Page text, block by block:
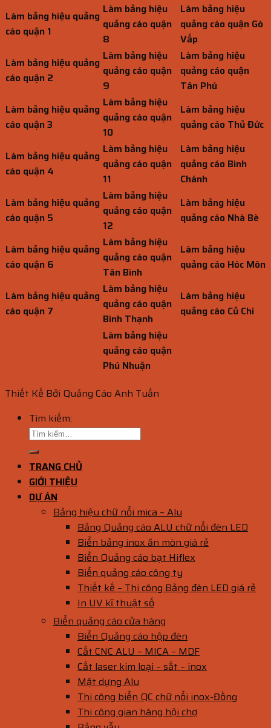
Làm bảng hiệu quảng
cáo quận 1
Làm bảng hiệu
quảng cáo quận
8
Làm bảng hiệu
quảng cáo quận Gò
Vấp
Làm bảng hiệu quảng
cáo quận 2
Làm bảng hiệu
quảng cáo quận
9
Làm bảng hiệu
quảng cáo quận
Tân Phú
Làm bảng hiệu quảng
cáo quận 3
Làm bảng hiệu
quảng cáo quận
10
Làm bảng hiệu
quảng cáo Thủ Đức
Làm bảng hiệu quảng
cáo quận 4
Làm bảng hiệu
quảng cáo quận
11
Làm bảng hiệu
quảng cáo Bình
Chánh
Làm bảng hiệu quảng
cáo quận 5
Làm bảng hiệu
quảng cáo quận
12
Làm bảng hiệu
quảng cáo Nhà Bè
Làm bảng hiệu quảng
cáo quận 6
Làm bảng hiệu
quảng cáo quận
Tân Bình
Làm bảng hiệu
quảng cáo Hóc Môn
Làm bảng hiệu quảng
cáo quận 7
Làm bảng hiệu
quảng cáo quận
Bình Thạnh
Làm bảng hiệu
quảng cáo Củ Chi
Làm bảng hiệu
quảng cáo quận
Phú Nhuận
Thiết Kế Bởi Quảng Cáo Anh Tuấn
Tìm kiếm:
TRANG CHỦ
GIỚI THIỆU
DỰ ÁN
Bảng hiệu chữ nổi mica – Alu
Bảng Quảng cáo ALU chữ nổi đèn LED
Biển bảng inox ăn mòn giá rẻ
Biển Quảng cáo bạt Hiflex
Biển quảng cáo công ty
Thiết kế – Thi công Bảng đèn LED giá rẻ
In UV kĩ thuật số
Biển quảng cáo cửa hàng
Biển Quảng cáo hộp đèn
Cắt CNC ALU – MICA – MDF
Cắt laser kim loại – sắt – inox
Mặt dựng Alu
Thi công biển QC chữ nổi inox-Đồng
Thi công gian hàng hội chợ